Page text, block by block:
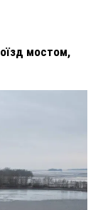
мостом,